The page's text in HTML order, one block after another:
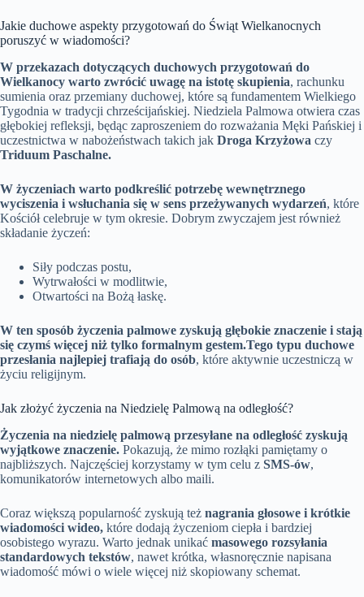
Jakie duchowe aspekty przygotowań do Świąt Wielkanocnych
poruszyć w wiadomości?
W przekazach dotyczących duchowych przygotowań do
Wielkanocy warto zwrócić uwagę na istotę skupienia, rachunku
sumienia oraz przemiany duchowej, które są fundamentem Wielkiego
Tygodnia w tradycji chrześcijańskiej. Niedziela Palmowa otwiera czas
głębokiej refleksji, będąc zaproszeniem do rozważania Męki Pańskiej i
uczestnictwa w nabożeństwach takich jak Droga Krzyżowa czy
Triduum Paschalne.
W życzeniach warto podkreślić potrzebę wewnętrznego
wyciszenia i wsłuchania się w sens przeżywanych wydarzeń, które
Kościół celebruje w tym okresie. Dobrym zwyczajem jest również
składanie życzeń:
Siły podczas postu,
Wytrwałości w modlitwie,
Otwartości na Bożą łaskę.
W ten sposób życzenia palmowe zyskują głębokie znaczenie i stają
się czymś więcej niż tylko formalnym gestem.Tego typu duchowe
przesłania najlepiej trafiają do osób, które aktywnie uczestniczą w
życiu religijnym.
Jak złożyć życzenia na Niedzielę Palmową na odległość?
Życzenia na niedzielę palmową przesyłane na odległość zyskują
wyjątkowe znaczenie. Pokazują, że mimo rozłąki pamiętamy o
najbliższych. Najczęściej korzystamy w tym celu z SMS-ów,
komunikatorów internetowych albo maili.
Coraz większą popularność zyskują też nagrania głosowe i krótkie
wiadomości wideo, które dodają życzeniom ciepła i bardziej
osobistego wyrazu. Warto jednak unikać masowego rozsyłania
standardowych tekstów, nawet krótka, własnoręcznie napisana
wiadomość mówi o wiele więcej niż skopiowany schemat.